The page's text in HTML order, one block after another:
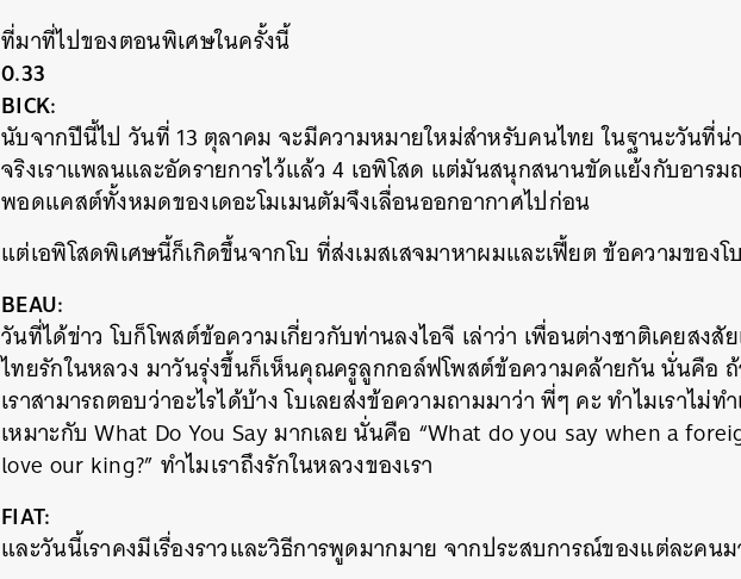
ที่มาที่ไปของตอนพิเศษในครั้งนี้
0.33
BICK:
นับจากปีนี้ไป วันที่ 13 ตุลาคม จะมีความหมายใหม่สำหรับคนไทย ในฐานะวันที่น่
จริงเราแพลนและอัดรายการไว้แล้ว 4 เอพิโสด แต่มันสนุกสนานขัดแย้งกับอารม
พอดแคสต์ทั้งหมดของเดอะโมเมนตัมจึงเลื่อนออกอากาศไปก่อน
แต่เอพิโสดพิเศษนี้ก็เกิดขึ้นจากโบ ที่ส่งเมสเสจมาหาผมและเฟี้ยต ข้อความของโ
BEAU:
วันที่ได้ข่าว โบก็โพสต์ข้อความเกี่ยวกับท่านลงไอจี เล่าว่า เพื่อนต่างชาติเคยสงสั
ไทยรักในหลวง มาวันรุ่งขึ้นก็เห็นคุณครูลูกกอล์ฟโพสต์ข้อความคล้ายกัน นั่นคือ ถ้
เราสามารถตอบว่าอะไรได้บ้าง โบเลยส่งข้อความถามมาว่า พี่ๆ คะ ทำไมเราไม่ท
เหมาะกับ What Do You Say มากเลย นั่นคือ “What do you say when a
love our king?” ทำไมเราถึงรักในหลวงของเรา
FIAT:
และวันนี้เราคงมีเรื่องราวและวิธีการพูดมากมาย จากประสบการณ์ของแต่ละคน